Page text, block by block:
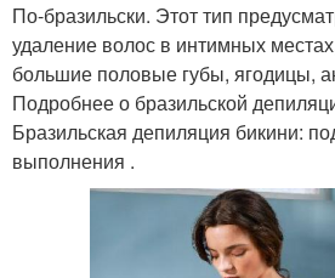
По-бразильски. Этот тип
удаление волос в интимных
большие половые губы, ягодицы,
Подробнее о бразильской
Бразильская депиляция бикини:
выполнения .